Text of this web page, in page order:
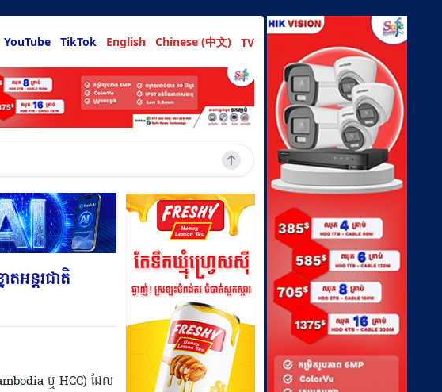
YouTube TikTok English Chinese (中文) TV
អន្តរជាតិ
ឬ HCC) ដែល